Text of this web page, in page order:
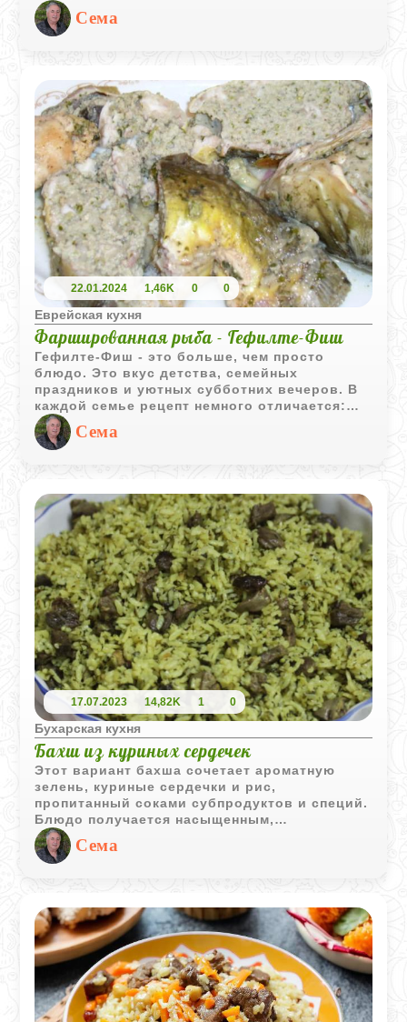
наслаждение. Подаваемый к столу с
ассортиментом свежих овощей и
изысканными соусами на выбор, этот
незабываемых вкусовых ощущений!
Сема
22.01.2024 1,46K 0 0
Еврейская кухня
Фаршированная рыба - Гефилте-Фиш
Гефилте-Фиш - это больше, чем просто
блюдо. Это вкус детства, семейных
праздников и уютных субботних вечеров. В
каждой семье рецепт немного отличается:
кто-то добавляет больше лука, кто-то -
морковь, а кто-то предпочитает карпа или
судака. Но суть остаётся неизменной -
нежная фаршированная рыба,
Сема
17.07.2023 14,82K 1 0
Бухарская кухня
Бахш из куриных сердечек
Этот вариант бахша сочетает ароматную
зелень, куриные сердечки и рис,
пропитанный соками субпродуктов и специй.
Блюдо получается насыщенным,
рассыпчатым и очень характерным для
бухарской кухни.
Сема